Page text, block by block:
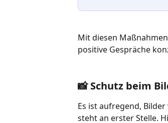
Mit diesen
positive Gespräche
📸 Schutz beim
Es ist aufregend,
steht an erster Stelle.